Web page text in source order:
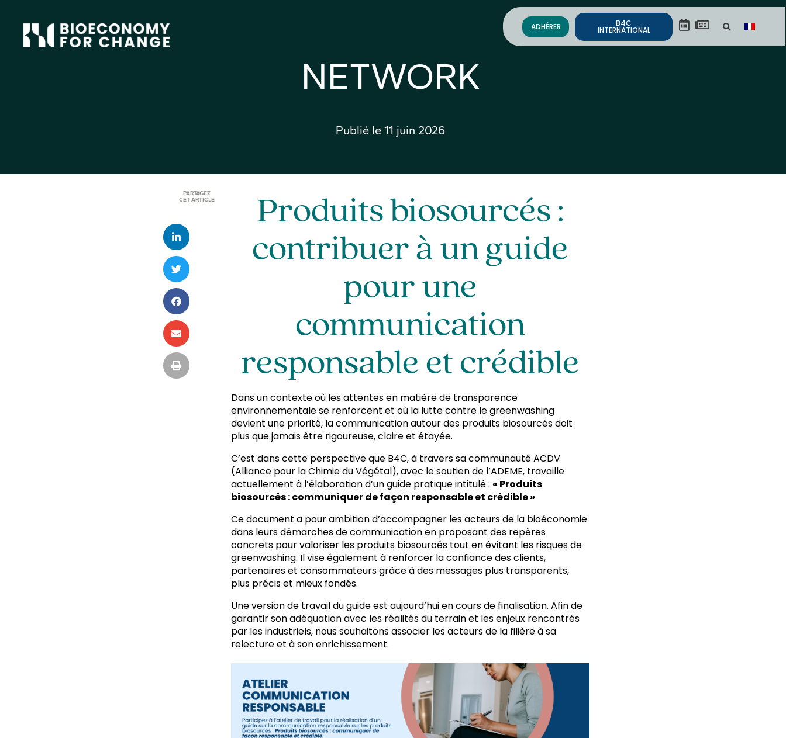
ADHÉRER B4C
INTERNATIONAL
NETWORK
Publié le 11 juin 2026
PARTAGEZ
CET ARTICLE
Produits biosourcés :
contribuer à un guide
pour une
communication
responsable et crédible
Dans un contexte où les attentes en matière de transparence
environnementale se renforcent et où la lutte contre le greenwashing
devient une priorité, la communication autour des produits biosourcés doit
plus que jamais être rigoureuse, claire et étayée.
C’est dans cette perspective que B4C, à travers sa communauté ACDV
(Alliance pour la Chimie du Végétal), avec le soutien de l’ADEME, travaille
actuellement à l’élaboration d’un guide pratique intitulé : « Produits
biosourcés : communiquer de façon responsable et crédible »
Ce document a pour ambition d’accompagner les acteurs de la bioéconomie
dans leurs démarches de communication en proposant des repères
concrets pour valoriser les produits biosourcés tout en évitant les risques de
greenwashing. Il vise également à renforcer la confiance des clients,
partenaires et consommateurs grâce à des messages plus transparents,
plus précis et mieux fondés.
Une version de travail du guide est aujourd’hui en cours de finalisation. Afin de
garantir son adéquation avec les réalités du terrain et les enjeux rencontrés
par les industriels, nous souhaitons associer les acteurs de la filière à sa
relecture et à son enrichissement.